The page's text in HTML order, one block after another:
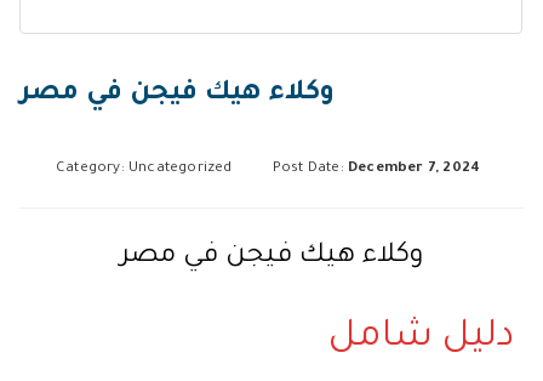
وكلاء هيك فيجن في مصر
Category: Uncategorized Post Date: December 7, 2024
وكلاء هيك فيجن في مصر
دليل شامل